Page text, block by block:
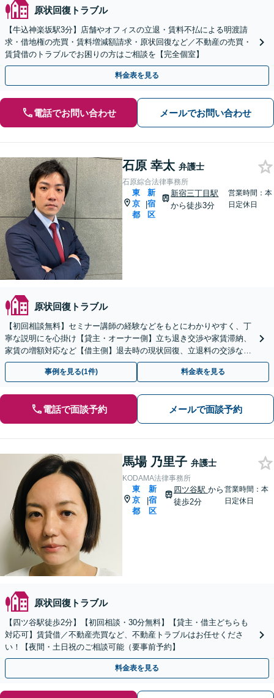
原状回復トラブル
【牛込神楽坂駅3分】店舗やオフィスの立退・賃料不払による明渡請
求・借地権の売買・賃料増減額請求・原状回復など／不動産の売買・
賃貸借のトラブルでお困りの方はご相談を【完全個室】
料金表を見る
電話でお問い合わせ メールでお問い合わせ
石原 幸太 弁護士
石原綜合法律事務所
東
京
都
|
新
宿
区
新宿三丁目駅
から徒歩3分
営業時間：本
日定休日
原状回復トラブル
【初回相談無料】セミナー講師の経験などをもとにわかりやすく、丁
寧な説明にを心掛け【貸主・オーナー側】立ち退き交渉や家賃滞納、
家賃の増額対応など【借主側】退去時の現状回復、立退料の交渉など
【休日・夜間面談可】【新宿三丁目駅3分】
事例を見る(1件) 料金表を見る
電話で面談予約 メールで面談予約
馬場 乃里子 弁護士
KODAMA法律事務所
東
京
都
|
新
宿
区
四ツ谷駅 から
徒歩2分
営業時間：本
日定休日
原状回復トラブル
【四ツ谷駅徒歩2分】【初回相談・30分無料】【貸主・借主どちらも
対応可】賃貸借／不動産売買など、不動産トラブルはお任せくださ
い！【夜間・土日祝のご相談可能（要事前予約】
料金表を見る